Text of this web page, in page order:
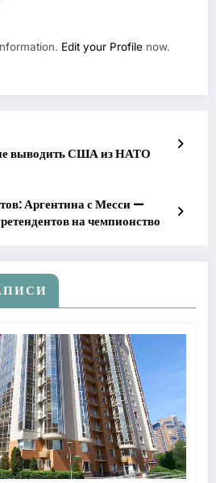
Edit your Profile now.
выводить США из НАТО
Аргентина с Месси —
на чемпионство